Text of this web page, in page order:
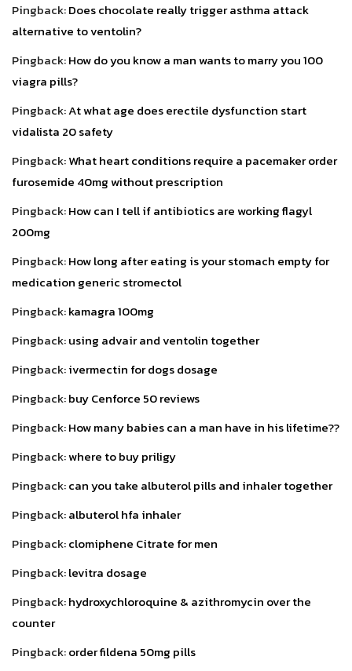
Pingback:Does chocolate really trigger asthma attack
alternative to ventolin?
Pingback:How do you know a man wants to marry you 100
viagra pills?
Pingback:At what age does erectile dysfunction start
vidalista 20 safety
Pingback:What heart conditions require a pacemaker order
furosemide 40mg without prescription
Pingback:How can I tell if antibiotics are working flagyl
200mg
Pingback:How long after eating is your stomach empty for
medication generic stromectol
Pingback:kamagra 100mg
Pingback:using advair and ventolin together
Pingback:ivermectin for dogs dosage
Pingback:buy Cenforce 50 reviews
Pingback:How many babies can a man have in his lifetime??
Pingback:where to buy priligy
Pingback:can you take albuterol pills and inhaler together
Pingback:albuterol hfa inhaler
Pingback:clomiphene Citrate for men
Pingback:levitra dosage
Pingback:hydroxychloroquine & azithromycin over the
counter
Pingback:order fildena 50mg pills